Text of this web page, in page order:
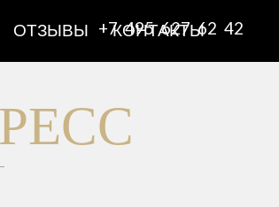
ОТЗЫВЫ КОНТАКТЫ
+7 495 627 62 42